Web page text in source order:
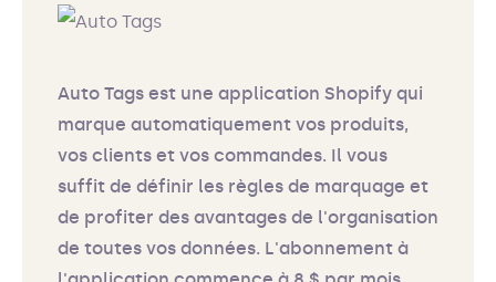
Auto Tags est une application Shopify qui
marque automatiquement vos produits,
vos clients et vos commandes. Il vous
suffit de définir les règles de marquage et
de profiter des avantages de l'organisation
de toutes vos données. L'abonnement à